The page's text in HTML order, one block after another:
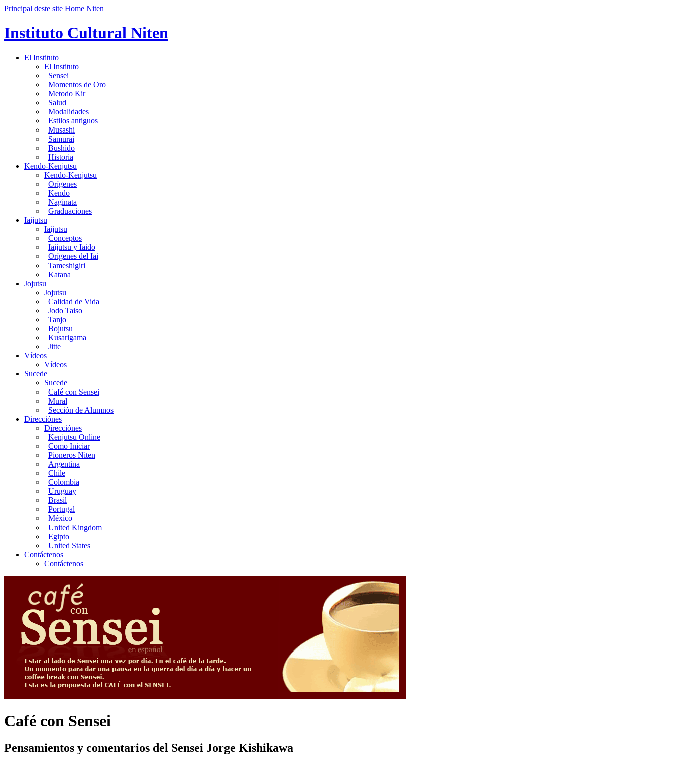
Principal deste site Home Niten
Instituto Cultural Niten
El Instituto
El Instituto
Sensei
Momentos de Oro
Metodo Kir
Salud
Modalidades
Estilos antiguos
Musashi
Samurai
Bushido
Historia
Kendo-Kenjutsu
Kendo-Kenjutsu
Orígenes
Kendo
Naginata
Graduaciones
Iaijutsu
Iaijutsu
Conceptos
Iaijutsu y Iaido
Orígenes del Iai
Tameshigiri
Katana
Jojutsu
Jojutsu
Calidad de Vida
Jodo Taiso
Tanjo
Bojutsu
Kusarigama
Jitte
Vídeos
Vídeos
Sucede
Sucede
Café con Sensei
Mural
Sección de Alumnos
Direcciónes
Direcciónes
Kenjutsu Online
Como Iniciar
Pioneros Niten
Argentina
Chile
Colombia
Uruguay
Brasil
Portugal
México
United Kingdom
Egipto
United States
Contáctenos
Contáctenos
Café con Sensei
Pensamientos y comentarios del Sensei Jorge Kishikawa